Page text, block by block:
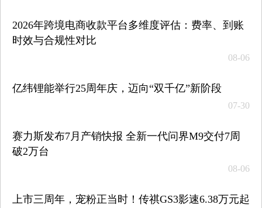
2026年跨境电商收款平台多维度评估：费率、到账
时效与合规性对比
08-06
亿纬锂能举行25周年庆，迈向“双千亿”新阶段
07-30
赛力斯发布7月产销快报 全新一代问界M9交付7周
破2万台
08-06
上市三周年，宠粉正当时！传祺GS3影速6.38万元起